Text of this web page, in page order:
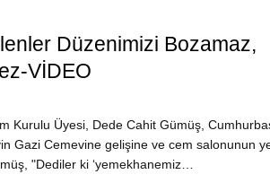
Düzenimizi Bozamaz,
VİDEO
Kurulu Üyesi, Dede Cahit Gümüş,
Gazi Cemevine gelişine ve cem salonunun
"Dediler ki ‘yemekhanemiz…